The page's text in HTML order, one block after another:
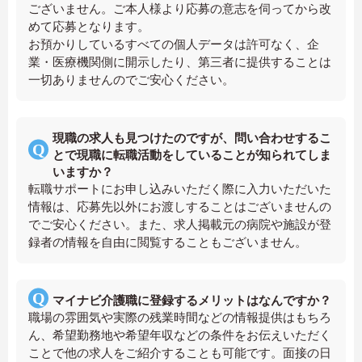
ございません。ご本人様より応募の意志を伺ってから改
めて応募となります。
お預かりしているすべての個人データは許可なく、企
業・医療機関側に開示したり、第三者に提供することは
一切ありませんのでご安心ください。
現職の求人も見つけたのですが、問い合わせするこ
とで現職に転職活動をしていることが知られてしま
いますか？
転職サポートにお申し込みいただく際に入力いただいた
情報は、応募先以外にお渡しすることはございませんの
でご安心ください。また、求人掲載元の病院や施設が登
録者の情報を自由に閲覧することもございません。
マイナビ介護職に登録するメリットはなんですか？
職場の雰囲気や実際の残業時間などの情報提供はもちろ
ん、希望勤務地や希望年収などの条件をお伝えいただく
ことで他の求人をご紹介することも可能です。面接の日